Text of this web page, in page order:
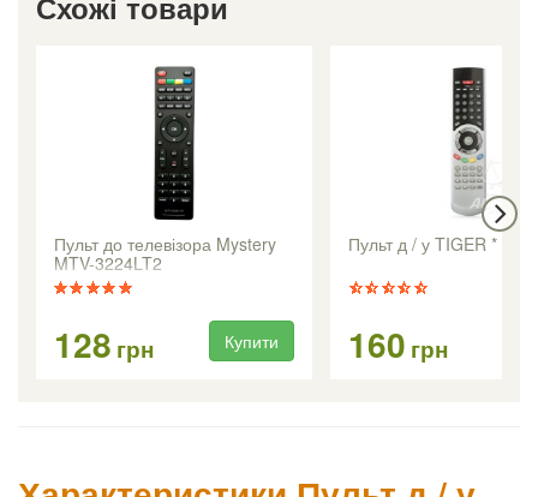
Пульт до телевізора Mystery
MTV-3224LT2
128 грн Купити
Пульт д / у TIGER *
160 грн